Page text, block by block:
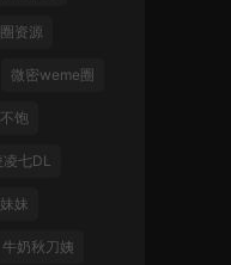
资源
微密weme圈
饱
凌七DL
妹
牛奶秋刀姨